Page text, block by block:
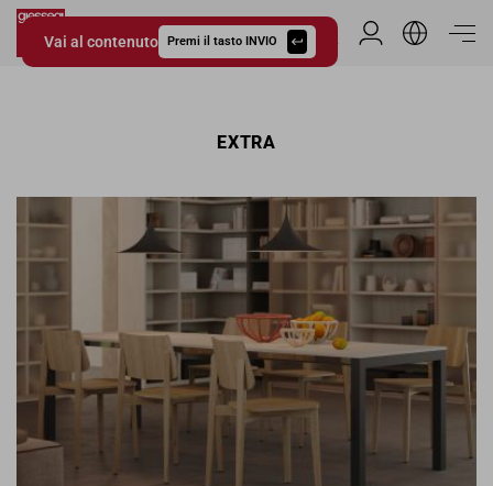
Vai al contenuto Premi il tasto INVIO
Giessegi.it
Area Riservata
EXTRA